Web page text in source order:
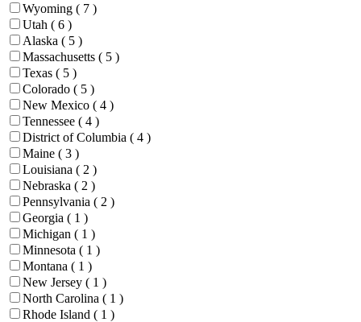
Wyoming ( 7 )
Utah ( 6 )
Alaska ( 5 )
Massachusetts ( 5 )
Texas ( 5 )
Colorado ( 5 )
New Mexico ( 4 )
Tennessee ( 4 )
District of Columbia ( 4 )
Maine ( 3 )
Louisiana ( 2 )
Nebraska ( 2 )
Pennsylvania ( 2 )
Georgia ( 1 )
Michigan ( 1 )
Minnesota ( 1 )
Montana ( 1 )
New Jersey ( 1 )
North Carolina ( 1 )
Rhode Island ( 1 )